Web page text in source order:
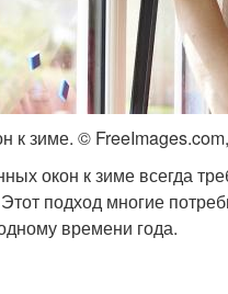
к зиме. ©
окон к зиме всегда
подход многие
времени года.